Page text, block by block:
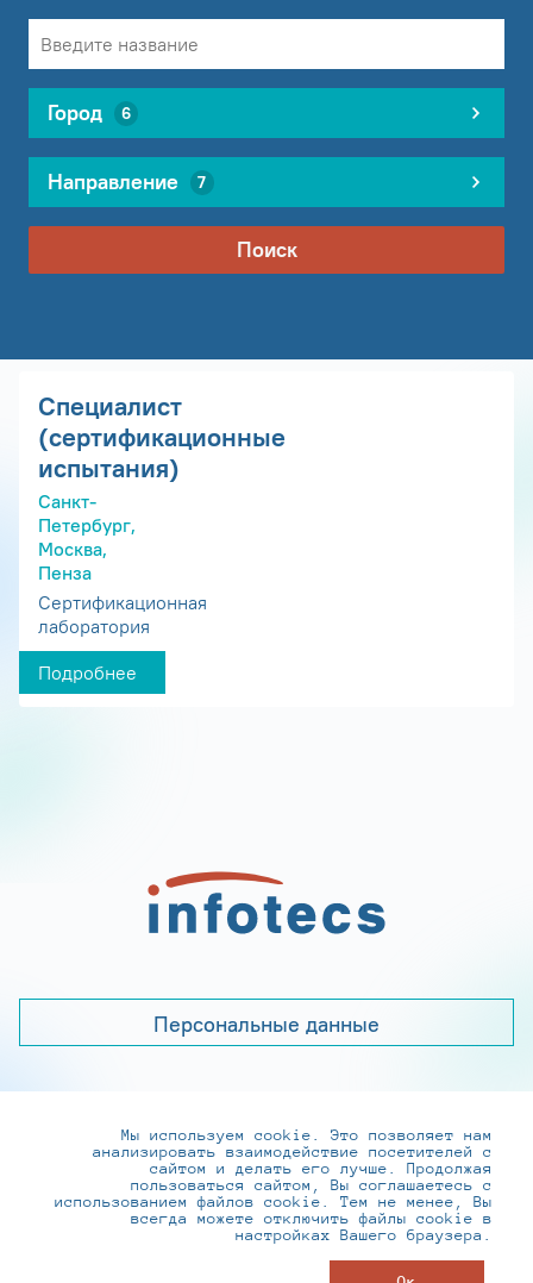
Город 6
Направление 7
Поиск
Специалист
(сертификационные
испытания)
Санкт-
Петербург,
Москва,
Пенза
Сертификационная
лаборатория
Подробнее
Персональные данные
+7 (495) 737-6192, 8-800-250-0-260
practice@infotecs.ru,hr@infotecs.ru
127273, г. Москва, Отрадная ул., 2Б строение 1
Мы используем cookie. Это позволяет нам
анализировать взаимодействие посетителей с
сайтом и делать его лучше. Продолжая
пользоваться сайтом, Вы соглашаетесь с
использованием файлов cookie. Тем не менее, Вы
всегда можете отключить файлы cookie в
настройках Вашего браузера.